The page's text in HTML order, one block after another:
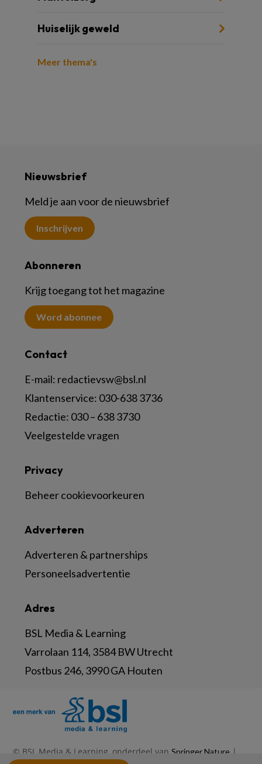
Huiselijk geweld
Meer thema's
Nieuwsbrief
Meld je aan voor de nieuwsbrief
Inschrijven
Abonneren
Krijg toegang tot het magazine
Word abonnee
Contact
E-mail: redactievsw@bsl.nl
Klantenservice: 030-638 3736
Redactie: 030 – 638 3730
Veelgestelde vragen
Adres
BSL Media & Learning
Varrolaan 114, 3584 BW Utrecht
Postbus 246, 3990 GA Houten
Adverteren
Adverteren & partnerships
Personeelsadvertentie
Privacy
Beheer cookievoorkeuren
© BSL Media & Learning, onderdeel van Springer Nature |